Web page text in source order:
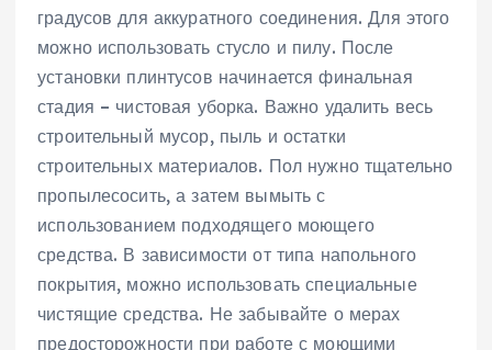
градусов для аккуратного соединения. Для этого
можно использовать стусло и пилу. После
установки плинтусов начинается финальная
стадия – чистовая уборка. Важно удалить весь
строительный мусор‚ пыль и остатки
строительных материалов. Пол нужно тщательно
пропылесосить‚ а затем вымыть с
использованием подходящего моющего
средства. В зависимости от типа напольного
покрытия‚ можно использовать специальные
чистящие средства. Не забывайте о мерах
предосторожности при работе с моющими